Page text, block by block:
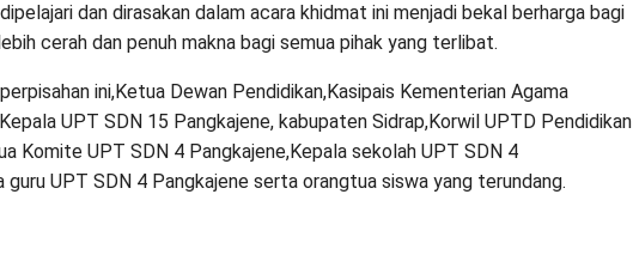
dan dirasakan dalam acara khidmat ini menjadi bekal berharga bagi
cerah dan penuh makna bagi semua pihak yang terlibat.
ini,Ketua Dewan Pendidikan,Kasipais Kementerian Agama
UPT SDN 15 Pangkajene, kabupaten Sidrap,Korwil UPTD Pendidikan
Komite UPT SDN 4 Pangkajene,Kepala sekolah UPT SDN 4
guru UPT SDN 4 Pangkajene serta orangtua siswa yang terundang.